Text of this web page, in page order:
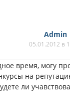
Аdmin
05.01.2012 в
время, могу
на
ли